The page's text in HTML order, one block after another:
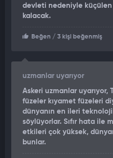
"TÜRKİYE'NİN NATO AVANTAJI
Haberde, Türkiye'nin füze
NATO üyesi olarak Batı'nın
desteğinden faydalandığını
kendi füze programı nedeniyle
Türkiye'nin düşük işgücü
tabanı, onu savunma
getirdi." sözleriyle işaret etti.
TAYFUN BLOK 4 SAHNEYE ÇIKTI
devleti nedeniyle
kalacak.
Beğen / 3 kişi beğenmiş
uzmanlar uyarıyor
Askeri uzmanlar uyarıyor,
füzeler kıyamet füzeleri
dünyanın en ileri
söylüyorlar. Sıfır hata ile
etkileri çok yüksek,
bunlar.